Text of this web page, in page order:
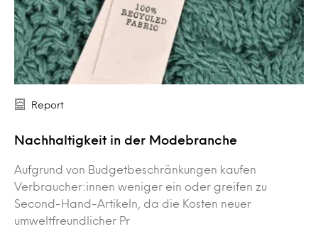
Report
Nachhaltigkeit in der Modebranche
Aufgrund von Budgetbeschränkungen kaufen
Verbraucher:innen weniger ein oder greifen zu
Second-Hand-Artikeln, da die Kosten neuer
umweltfreundlicher Pr